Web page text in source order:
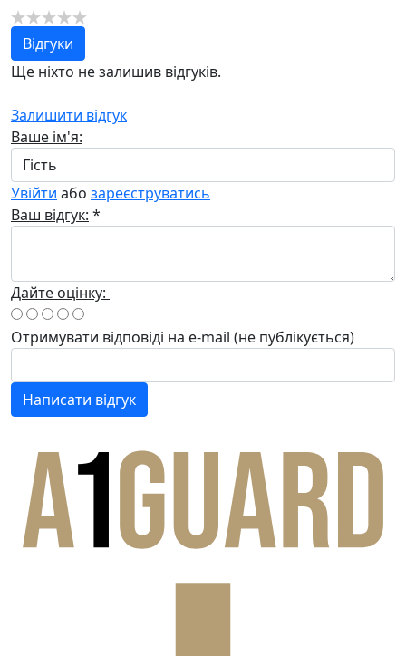
Відгуки
Ще ніхто не залишив відгуків.
Залишити відгук
Ваше ім'я:
Увійти або зареєструватись
Ваш відгук: *
Дайте оцінку:
Отримувати відповіді на e-mail (не публікується)
Написати відгук